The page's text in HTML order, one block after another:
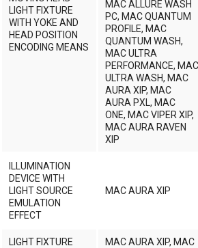
LIGHT FIXTURE
WITH YOKE AND
HEAD POSITION
ENCODING MEANS
MAC ALLURE WASH
PC, MAC QUANTUM
PROFILE, MAC
QUANTUM WASH,
MAC ULTRA
PERFORMANCE, MAC
ULTRA WASH, MAC
AURA XIP, MAC
AURA PXL, MAC
ONE, MAC VIPER XIP,
MAC AURA RAVEN
XIP
ILLUMINATION
DEVICE WITH
LIGHT SOURCE
EMULATION
EFFECT
MAC AURA XIP
LIGHT FIXTURE
MAC AURA XIP, MAC